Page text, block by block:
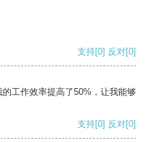
支持[0] 反对[0]
工作效率提高了50%，让我能够
支持[0] 反对[0]